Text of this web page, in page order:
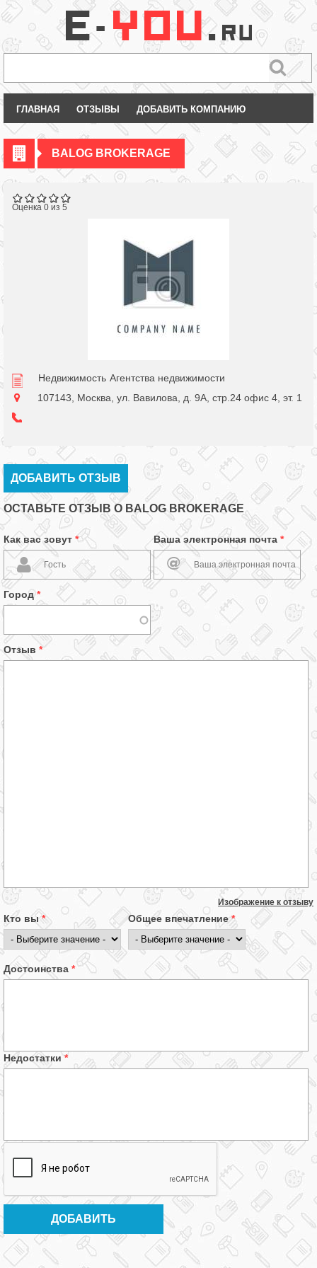
ГЛАВНАЯ ОТЗЫВЫ ДОБАВИТЬ КОМПАНИЮ
BALOG BROKERAGE
Оценка 0 из 5
Недвижимость Агентства недвижимости
107143, Москва, ул. Вавилова, д. 9А, стр.24 офис 4, эт. 1
ДОБАВИТЬ ОТЗЫВ
ОСТАВЬТЕ ОТЗЫВ О BALOG BROKERAGE
Как вас зовут * Ваша электронная почта *
Город*
Отзыв *
Изображение к отзыву
Кто вы* Общее впечатление*
Достоинства *
Недостатки*